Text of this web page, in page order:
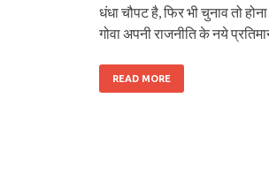
धंधा चौपट है, फिर भी चुनाव तो
गोवा अपनी राजनीति के नये
READ MORE